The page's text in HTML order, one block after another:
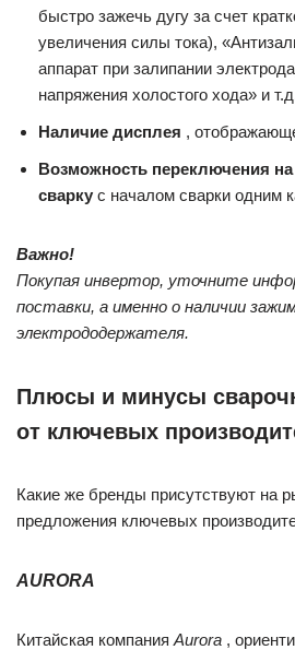
быстро зажечь дугу за счет
увеличения силы тока),
аппарат при залипании
напряжения холостого хода» и
Наличие дисплея ,
Возможность переключения
сварку с началом сварки одним
Важно!
Покупая инвертор, уточните
поставки, а именно о наличии
электрододержателя.
Плюсы и минусы
от ключевых
Какие же бренды присутствуют на
предложения ключевых
AURORA
Китайская компания Aurora ,